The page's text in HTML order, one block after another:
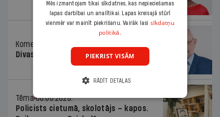
Komentārs
Divas koalīcijas
Tēma 06.08.2026.
Policists cietumā, skolotājs – kapos.
Mēs izmantojam tikai sīkdatnes, kas nepieciešamas
lapas darbībai un analītikai. Lapas kreisajā stūrī
vienmēr var mainīt piekrišanu. Vairāk lasi sīkdatņu
politikā.
PIEKRIST VISĀM
RĀDĪT DETAĻAS